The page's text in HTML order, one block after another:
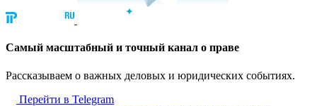
Cамый масштабный и точный канал о праве
Рассказываем о важных деловых и юридических событиях.
Перейти в Telegram